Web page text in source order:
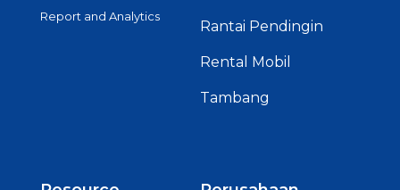
Report and Analytics
Rantai Pendingin
Rental Mobil
Tambang